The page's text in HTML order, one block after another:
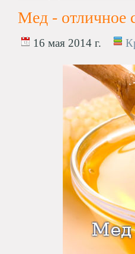
Мед - отличное
16 мая 2014 г.